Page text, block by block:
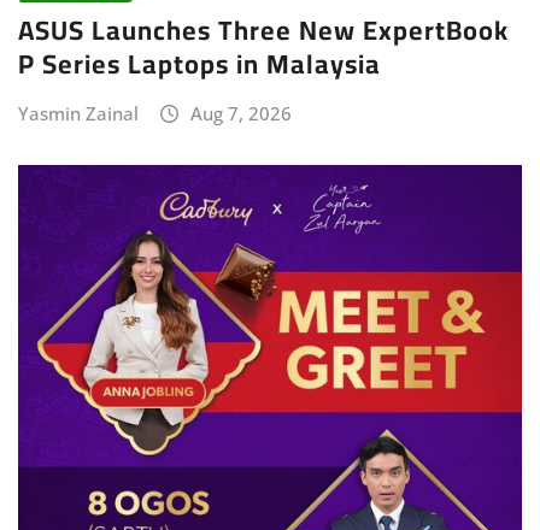
ASUS Launches Three New ExpertBook
P Series Laptops in Malaysia
Yasmin Zainal Aug 7, 2026